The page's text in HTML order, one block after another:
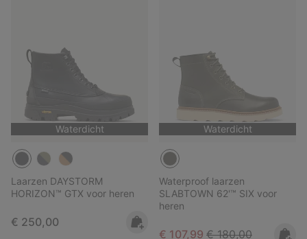
Waterdicht
Laarzen DAYSTORM
HORIZON™ GTX voor heren
Regular price:
€ 250,00
Waterdicht
Waterproof laarzen
SLABTOWN 62'™ SIX voor
heren
Sale price:
€ 107,99 Regular price:
€ 180,00